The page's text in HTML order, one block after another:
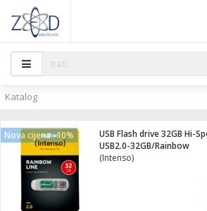
pribor
i pribor
/ G4
svjetla
- Analogija
- IP
Katalog
Nova cijena -10%
USB2.0-32GB/Rainbow
(Intenso)